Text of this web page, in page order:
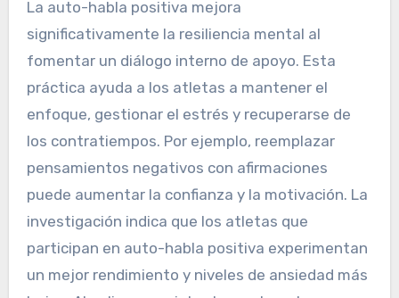
La auto-habla positiva mejora
significativamente la resiliencia mental al
fomentar un diálogo interno de apoyo. Esta
práctica ayuda a los atletas a mantener el
enfoque, gestionar el estrés y recuperarse de
los contratiempos. Por ejemplo, reemplazar
pensamientos negativos con afirmaciones
puede aumentar la confianza y la motivación. La
investigación indica que los atletas que
participan en auto-habla positiva experimentan
un mejor rendimiento y niveles de ansiedad más